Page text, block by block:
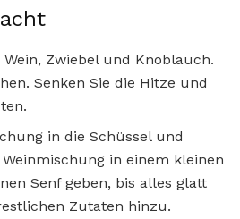
Zwiebel und Knoblauch.
Senken Sie die Hitze und
in die Schüssel und
in einem kleinen
Senf geben, bis alles glatt
Zutaten hinzu.